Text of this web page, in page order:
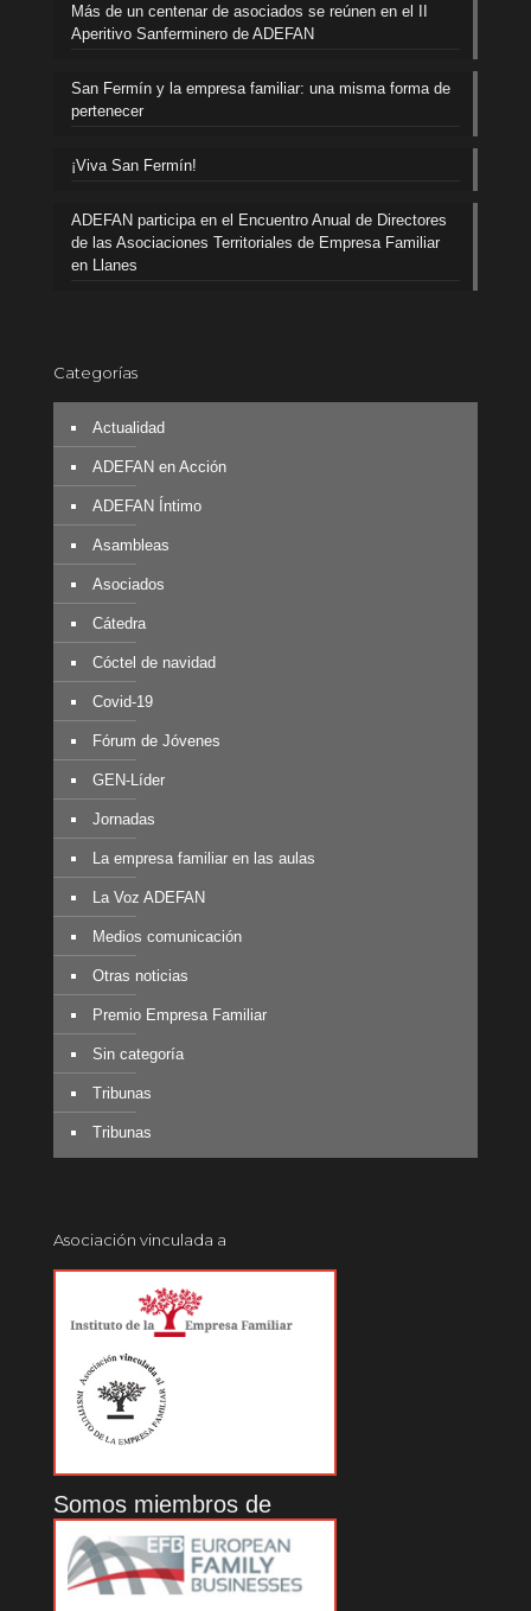
Más de un centenar de asociados se reúnen en el II
Aperitivo Sanferminero de ADEFAN
San Fermín y la empresa familiar: una misma forma de
pertenecer
¡Viva San Fermín!
ADEFAN participa en el Encuentro Anual de Directores
de las Asociaciones Territoriales de Empresa Familiar
en Llanes
Categorías
Actualidad
ADEFAN en Acción
ADEFAN Íntimo
Asambleas
Asociados
Cátedra
Cóctel de navidad
Covid-19
Fórum de Jóvenes
GEN-Líder
Jornadas
La empresa familiar en las aulas
La Voz ADEFAN
Medios comunicación
Otras noticias
Premio Empresa Familiar
Sin categoría
Tribunas
Tribunas
Asociación vinculada a
Somos miembros de